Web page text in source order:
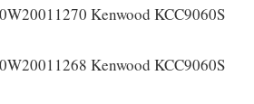
Kenwood KCC9060S
Kenwood KCC9060S